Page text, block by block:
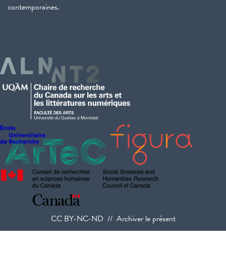
contemporaines.
CC BY-NC-ND // Archiver le présent